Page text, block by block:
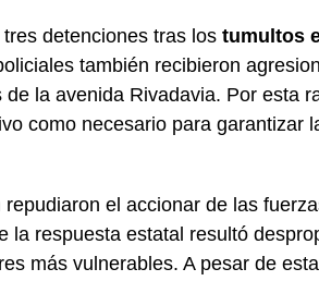
detenciones tras los tumultos
también recibieron
la avenida Rivadavia. Por esta
como necesario para garantizar
el accionar de las
la respuesta estatal resultó
más vulnerables. A pesar de